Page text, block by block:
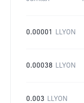
0.00001 LLYON
0.00038 LLYON
0.003 LLYON